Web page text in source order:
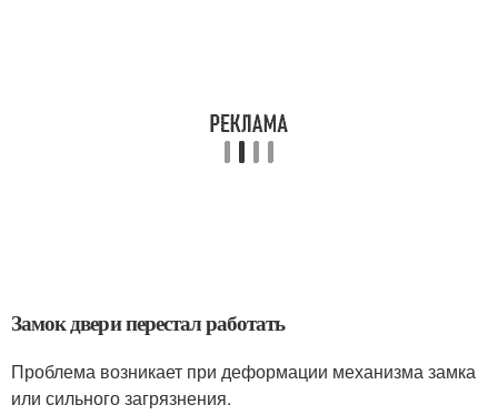
Замок двери перестал работать
Проблема возникает при деформации механизма замка
или сильного загрязнения.